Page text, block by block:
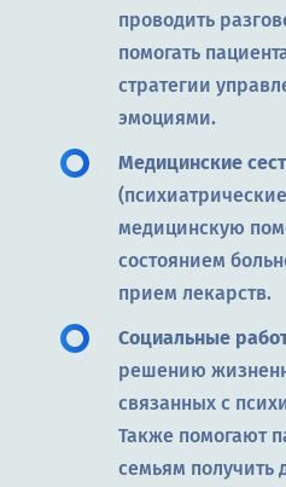
проводить
помогать
стратегии
эмоциями.
Медицинские
медицинскую
состоянием
прием лекарств.
Социальные
решению
связанных с
Также помогают
семьям получить